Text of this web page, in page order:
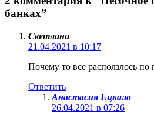
банках”
Светлана
21.04.2021 в 10:17
Почему то все расползлось
Ответить
Анастасия Ецкало
26.04.2021 в 07:26